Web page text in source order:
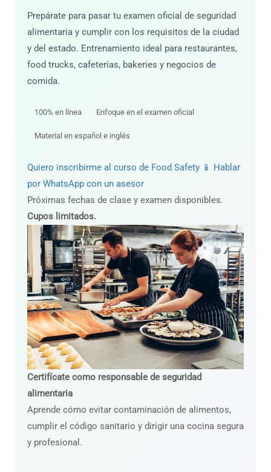
Prepárate para pasar tu examen oficial de seguridad
alimentaria y cumplir con los requisitos de la ciudad
y del estado. Entrenamiento ideal para restaurantes,
food trucks, cafeterías, bakeries y negocios de
comida.
100% en línea Enfoque en el examen oficial
Material en español e inglés
Quiero inscribirme al curso de Food Safety 📱 Hablar
por WhatsApp con un asesor
Próximas fechas de clase y examen disponibles.
Cupos limitados.
Certifícate como responsable de seguridad
alimentaria
Aprende cómo evitar contaminación de alimentos,
cumplir el código sanitario y dirigir una cocina segura
y profesional.